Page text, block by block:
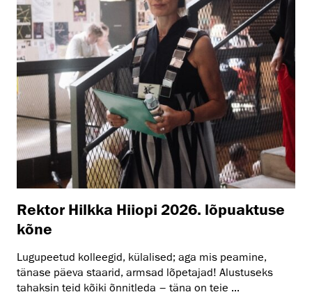
Rektor Hilkka Hiiopi 2026. lõpuaktuse
kõne
Lugupeetud kolleegid, külalised; aga mis peamine,
tänase päeva staarid, armsad lõpetajad! Alustuseks
tahaksin teid kõiki õnnitleda – täna on teie ...